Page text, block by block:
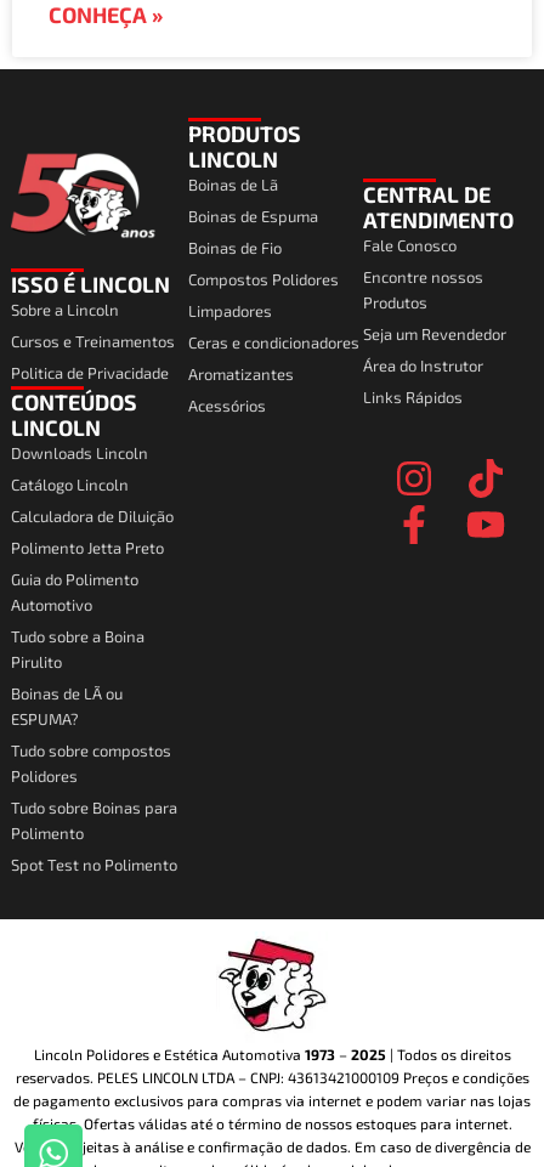
CONHEÇA »
ISSO É LINCOLN
Sobre a Lincoln
Cursos e Treinamentos
Politica de Privacidade
CONTEÚDOS
LINCOLN
Downloads Lincoln
Catálogo Lincoln
Calculadora de Diluição
Polimento Jetta Preto
Guia do Polimento
Automotivo
Tudo sobre a Boina
Pirulito
Boinas de LÃ ou
ESPUMA?
Tudo sobre compostos
Polidores
Tudo sobre Boinas para
Polimento
Spot Test no Polimento
PRODUTOS
LINCOLN
Boinas de Lã
Boinas de Espuma
Boinas de Fio
Compostos Polidores
Limpadores
Ceras e condicionadores
Aromatizantes
Acessórios
CENTRAL DE
ATENDIMENTO
Fale Conosco
Encontre nossos
Produtos
Seja um Revendedor
Área do Instrutor
Links Rápidos
n
s
t
i
k
t
a
c
e
o
u
t
Lincoln Polidores e Estética Automotiva 1973– 2025 | Todos os direitos
reservados. PELES LINCOLN LTDA – CNPJ: 43613421000109 Preços e condições
de pagamento exclusivos para compras via internet e podem variar nas lojas
físicas. Ofertas válidas até o término de nossos estoques para internet.
Vendas sujeitas à análise e confirmação de dados. Em caso de divergência de